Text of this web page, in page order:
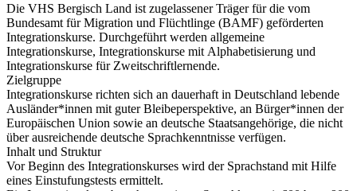
Die VHS Bergisch Land ist zugelassener Träger für die vom
Bundesamt für Migration und Flüchtlinge (BAMF) geförderten
Integrationskurse. Durchgeführt werden allgemeine
Integrationskurse, Integrationskurse mit Alphabetisierung und
Integrationskurse für Zweitschriftlernende.
Zielgruppe
Integrationskurse richten sich an dauerhaft in Deutschland lebende
Ausländer*innen mit guter Bleibeperspektive, an Bürger*innen der
Europäischen Union sowie an deutsche Staatsangehörige, die nicht
über ausreichende deutsche Sprachkenntnisse verfügen.
Inhalt und Struktur
Vor Beginn des Integrationskurses wird der Sprachstand mit Hilfe
eines Einstufungstests ermittelt.